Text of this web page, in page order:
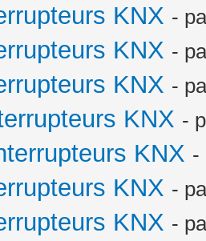
KNX -
KNX -
KNX -
KNX -
KNX -
KNX -
KNX -